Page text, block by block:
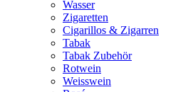
Wasser
Zigaretten
Cigarillos & Zigarren
Tabak
Tabak Zubehör
Rotwein
Weisswein